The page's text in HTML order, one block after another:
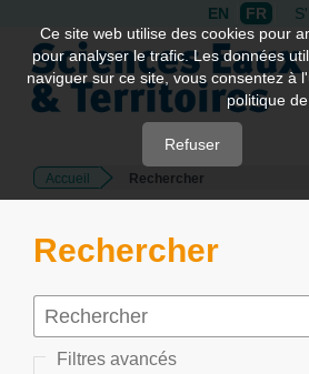
Quick
jump
page
Main
Content
EN FR
Accueil Rechercher
Rechercher
Filtres avancés
Ce site web utilise des cookies pour
pour analyser le trafic. Les données
naviguer sur ce site, vous consentez à
politique
Refuser